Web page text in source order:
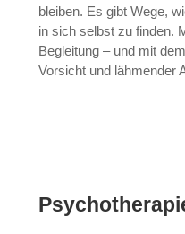
bleiben. Es gibt Wege,
in sich selbst zu finden.
Begleitung – und mit
Vorsicht und lähmender